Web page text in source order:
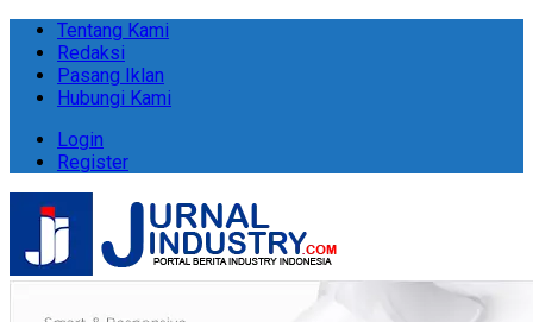
Tentang Kami
Redaksi
Pasang Iklan
Hubungi Kami
Login
Register